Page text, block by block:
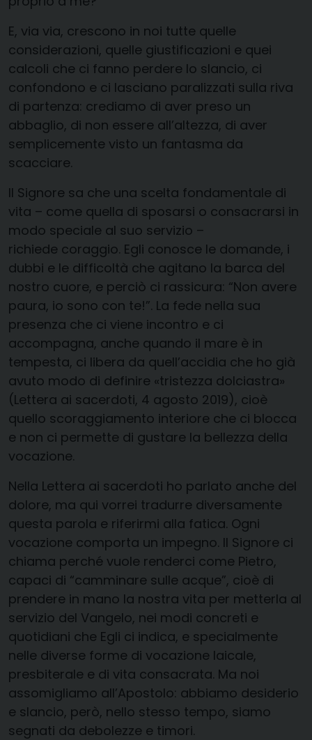
E, via via, crescono in noi tutte quelle
considerazioni, quelle giustificazioni e quei
calcoli che ci fanno perdere lo slancio, ci
confondono e ci lasciano paralizzati sulla riva
di partenza: crediamo di aver preso un
abbaglio, di non essere all’altezza, di aver
semplicemente visto un fantasma da
scacciare.
Il Signore sa che una scelta fondamentale di
vita – come quella di sposarsi o consacrarsi in
modo speciale al suo servizio –
richiede coraggio. Egli conosce le domande, i
dubbi e le difficoltà che agitano la barca del
nostro cuore, e perciò ci rassicura: “Non avere
paura, io sono con te!”. La fede nella sua
presenza che ci viene incontro e ci
accompagna, anche quando il mare è in
tempesta, ci libera da quell’accidia che ho già
avuto modo di definire «tristezza dolciastra»
(Lettera ai sacerdoti, 4 agosto 2019), cioè
quello scoraggiamento interiore che ci blocca
e non ci permette di gustare la bellezza della
vocazione.
Nella Lettera ai sacerdoti ho parlato anche del
dolore, ma qui vorrei tradurre diversamente
questa parola e riferirmi alla fatica. Ogni
vocazione comporta un impegno. Il Signore ci
chiama perché vuole renderci come Pietro,
capaci di “camminare sulle acque”, cioè di
prendere in mano la nostra vita per metterla al
servizio del Vangelo, nei modi concreti e
quotidiani che Egli ci indica, e specialmente
nelle diverse forme di vocazione laicale,
presbiterale e di vita consacrata. Ma noi
assomigliamo all’Apostolo: abbiamo desiderio
e slancio, però, nello stesso tempo, siamo
segnati da debolezze e timori.